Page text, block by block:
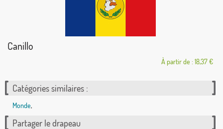
Canillo
À partir de : 18,37 €
Catégories similaires :
Monde,
Partager le drapeau